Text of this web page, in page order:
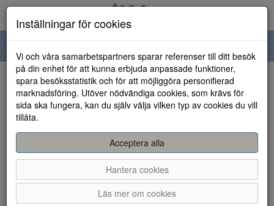
navigation
HEM
Inställningar för cookies
Vi och våra samarbetspartners sparar referenser till ditt besök
på din enhet för att kunna erbjuda anpassade funktioner,
spara besöksstatistik och för att möjliggöra personifierad
marknadsföring. Utöver nödvändiga cookies, som krävs för
sida ska fungera, kan du själv välja vilken typ av cookies du vill
tillåta.
Acceptera alla
Hantera cookies
Läs mer om cookies